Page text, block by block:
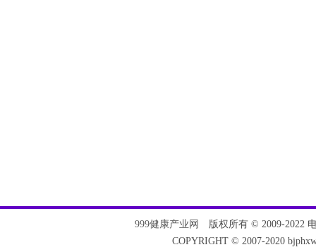
999健康产业网
版权所有 © 2009-2022 电
COPYRIGHT © 2007-2020